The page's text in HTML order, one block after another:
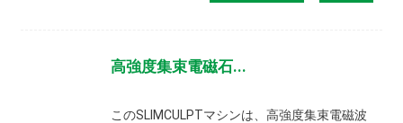
高強度集束電磁石...
このSLIMCULPTマシンは、高強度集束電磁波